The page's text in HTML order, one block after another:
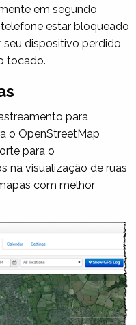
em segundo
estar bloqueado
dispositivo perdido,
tocado.
para
o OpenStreetMap
para o
na visualização de ruas
com melhor